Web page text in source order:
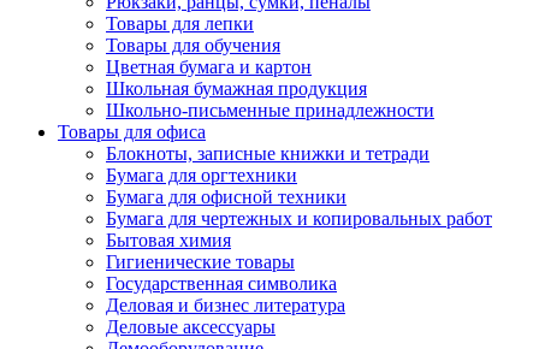
Товары для лепки
Товары для обучения
Цветная бумага и картон
Школьная бумажная продукция
Школьно-письменные принадлежности
Товары для офиса
Блокноты, записные книжки и тетради
Бумага для оргтехники
Бумага для офисной техники
Бумага для чертежных и копировальных работ
Бытовая химия
Гигиенические товары
Государственная символика
Деловая и бизнес литература
Деловые аксессуары